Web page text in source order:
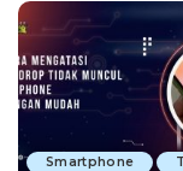
Smartphone